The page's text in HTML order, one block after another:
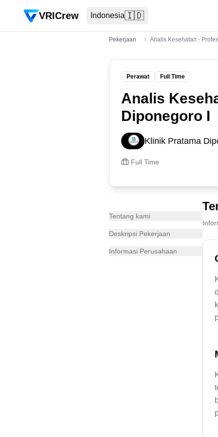
VRICrew Indonesia🇮🇩
Pekerjaan Analis Kesehatan -
Perawat Full Time
Analis
Diponegoro I
Klinik Pratama
Full Time
Tentang kami
Deskripsi Pekerjaan
Informasi Perusahaan